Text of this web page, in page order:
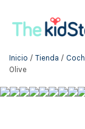
Inicio / Tienda /
Olive